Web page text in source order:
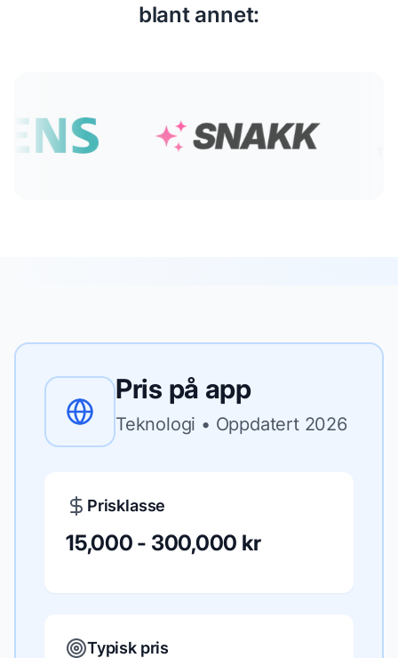
blant annet:
Pris på app
Teknologi • Oppdatert 2026
Prisklasse
15,000 - 300,000 kr
Typisk pris